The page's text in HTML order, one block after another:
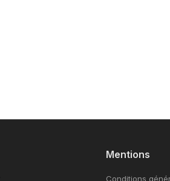
Mentions
Conditions